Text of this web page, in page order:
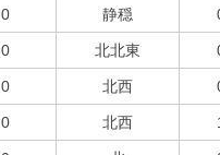
静穏
北北東
北西
北西